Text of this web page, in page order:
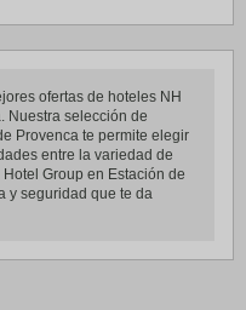
ofertas de hoteles NH
Nuestra selección de
Provenca te permite elegir
entre la variedad de
Group en Estación de
y seguridad que te da